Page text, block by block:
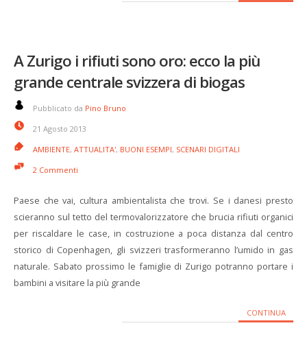
A Zurigo i rifiuti sono oro: ecco la più
grande centrale svizzera di biogas
Pubblicato da Pino Bruno
21 Agosto 2013
AMBIENTE, ATTUALITA', BUONI ESEMPI, SCENARI DIGITALI
2 Commenti
Paese che vai, cultura ambientalista che trovi. Se i danesi presto
scieranno sul tetto del termovalorizzatore che brucia rifiuti organici
per riscaldare le case, in costruzione a poca distanza dal centro
storico di Copenhagen, gli svizzeri trasformeranno l’umido in gas
naturale. Sabato prossimo le famiglie di Zurigo potranno portare i
bambini a visitare la più grande
CONTINUA